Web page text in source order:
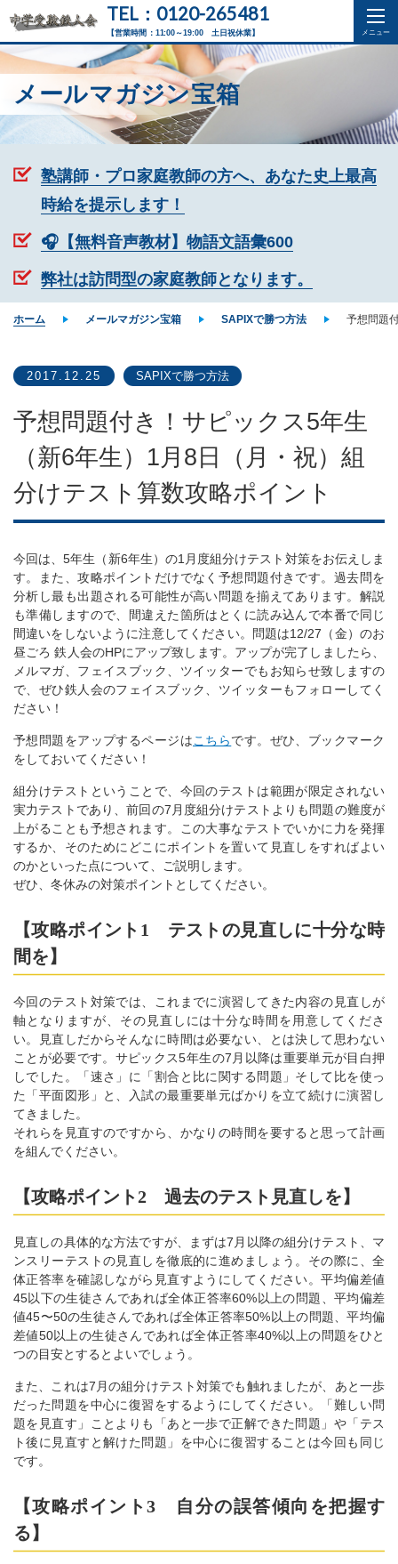
【営業時間：11:00～19:00 土日祝休業】
TEL：0120-265481
メールマガジン宝箱
塾講師・プロ家庭教師の方へ、あなた史上最高
時給を提示します！
🎧【無料音声教材】物語文語彙600
弊社は訪問型の家庭教師となります。
ホーム メールマガジン宝箱 SAPIXで勝つ方法 予想問題
2017.12.25 SAPIXで勝つ方法
予想問題付き！サピックス5年生
（新6年生）1月8日（月・祝）組
分けテスト算数攻略ポイント
今回は、5年生（新6年生）の1月度組分けテスト対策をお伝えしま
す。また、攻略ポイントだけでなく予想問題付きです。過去問を
分析し最も出題される可能性が高い問題を揃えてあります。解説
も準備しますので、間違えた箇所はとくに読み込んで本番で同じ
間違いをしないように注意してください。問題は12/27（金）のお
昼ごろ 鉄人会のHPにアップ致します。アップが完了しましたら、
メルマガ、フェイスブック、ツイッターでもお知らせ致しますの
で、ぜひ鉄人会のフェイスブック、ツイッターもフォローしてく
ださい！
予想問題をアップするページはこちらです。ぜひ、ブックマーク
をしておいてください！
組分けテストということで、今回のテストは範囲が限定されない
実力テストであり、前回の7月度組分けテストよりも問題の難度が
上がることも予想されます。この大事なテストでいかに力を発揮
するか、そのためにどこにポイントを置いて見直しをすればよい
のかといった点について、ご説明します。
ぜひ、冬休みの対策ポイントとしてください。
【攻略ポイント1 テストの見直しに十分な時
間を】
今回のテスト対策では、これまでに演習してきた内容の見直しが
軸となりますが、その見直しには十分な時間を用意してくださ
い。見直しだからそんなに時間は必要ない、とは決して思わない
ことが必要です。サピックス5年生の7月以降は重要単元が目白押
しでした。「速さ」に「割合と比に関する問題」そして比を使っ
た「平面図形」と、入試の最重要単元ばかりを立て続けに演習し
てきました。
それらを見直すのですから、かなりの時間を要すると思って計画
を組んでください。
【攻略ポイント2 過去のテスト見直しを】
見直しの具体的な方法ですが、まずは7月以降の組分けテスト、マ
ンスリーテストの見直しを徹底的に進めましょう。その際に、全
体正答率を確認しながら見直すようにしてください。平均偏差値
45以下の生徒さんであれば全体正答率60%以上の問題、平均偏差
値45〜50の生徒さんであれば全体正答率50%以上の問題、平均偏
差値50以上の生徒さんであれば全体正答率40%以上の問題をひと
つの目安とするとよいでしょう。
また、これは7月の組分けテスト対策でも触れましたが、あと一歩
だった問題を中心に復習をするようにしてください。「難しい問
題を見直す」ことよりも「あと一歩で正解できた問題」や「テス
ト後に見直すと解けた問題」を中心に復習することは今回も同じ
です。
【攻略ポイント3 自分の誤答傾向を把握す
る】